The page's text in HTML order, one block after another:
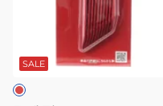
ペ
グ
セ
SALE